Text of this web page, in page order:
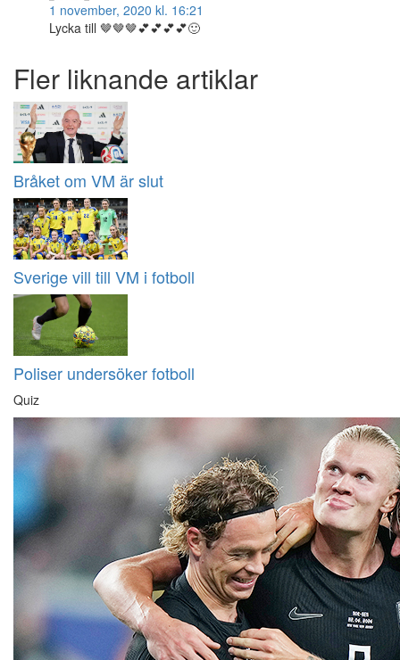
1 november, 2020 kl. 16:21
Lycka till 🤎🤎🤎💕💕💕💕🙂
Fler liknande artiklar
Bråket om VM är slut
Sverige vill till VM i fotboll
Poliser undersöker fotboll
Quiz